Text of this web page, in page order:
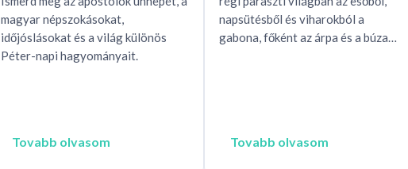
magyar népszokásokat,
időjóslásokat és a világ különös
Péter-napi hagyományait.
Tovabb olvasom
napsütésből és viharokból a
gabona, főként az árpa és a búza…
Tovabb olvasom